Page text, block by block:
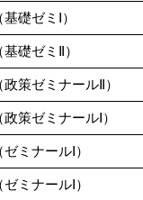
礎ゼミⅠ）
礎ゼミⅡ）
策ゼミナールⅡ）
策ゼミナールⅠ）
ミナールⅠ）
ミナールⅠ）